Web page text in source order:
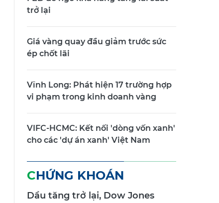
trở lại
Giá vàng quay đầu giảm trước sức
ép chốt lãi
Vĩnh Long: Phát hiện 17 trường hợp
vi phạm trong kinh doanh vàng
VIFC-HCMC: Kết nối 'dòng vốn xanh'
cho các 'dự án xanh' Việt Nam
CHỨNG KHOÁN
Dầu tăng trở lại, Dow Jones